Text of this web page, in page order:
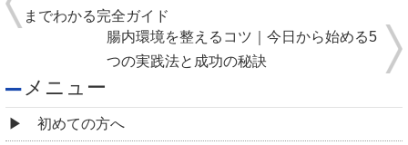
までわかる完全ガイド
腸内環境を整えるコツ｜今日から始める5
つの実践法と成功の秘訣
メニュー
初めての方へ